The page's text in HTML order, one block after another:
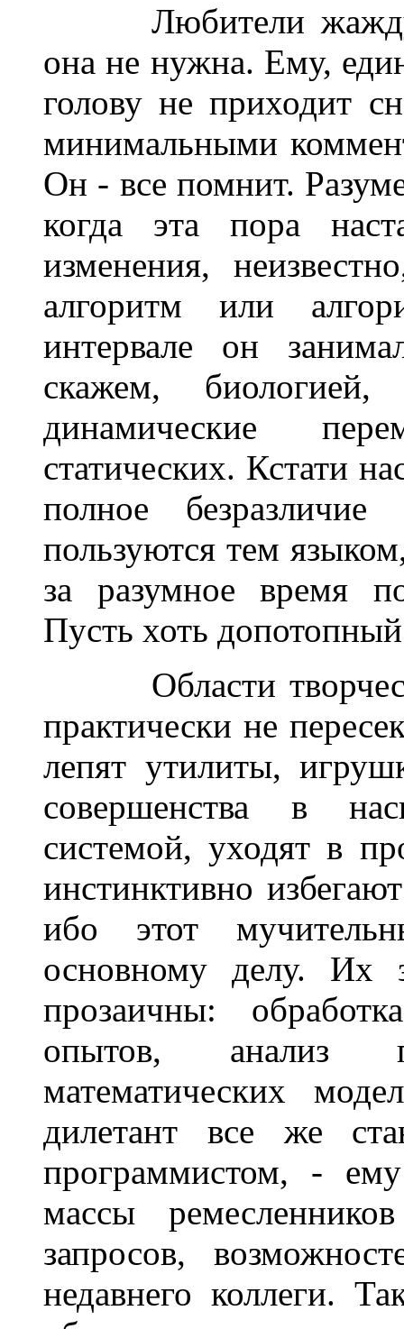
Любители
она не нужна. Ему,
голову не приходит
минимальными
Он - все помнит.
когда эта пора
изменения,
алгоритм или
интервале он
скажем,
динамические
статических. Кстати
полное
пользуются тем
за разумное время
Пусть хоть
Области
практически не
лепят утилиты,
совершенства в
системой, уходят в
инстинктивно
ибо этот
основному делу. Их
прозаичны:
опытов, анализ
математических
дилетант все же
программистом, -
массы
запросов,
недавнего коллеги.